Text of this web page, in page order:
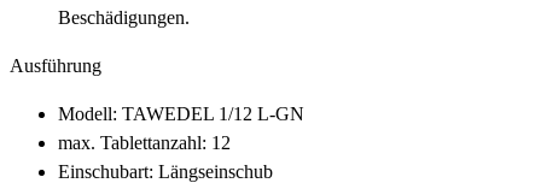
Beschädigungen.
Ausführung
Modell: TAWEDEL 1/12 L-GN
max. Tablettanzahl: 12
Einschubart: Längseinschub